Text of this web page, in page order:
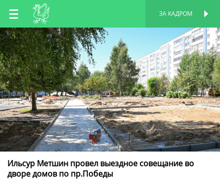
RU
EN
TT
ЗА КАДРОМ
Ильсур Метшин провел выездное совещание во
дворе домов по пр.Победы
ПЕРСОНАЛЬНАЯ
СТРАНИЦА